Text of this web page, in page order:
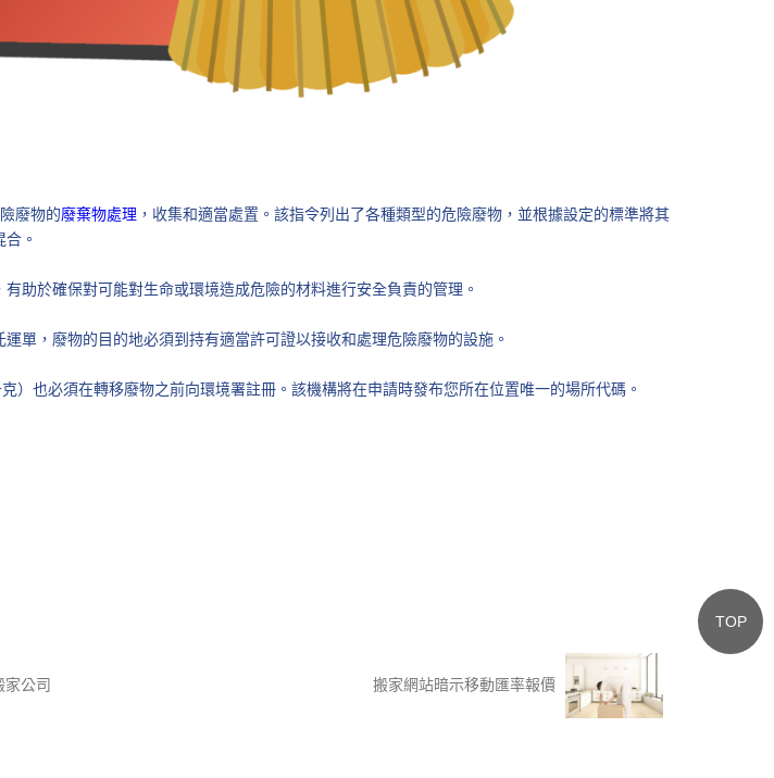
廢物的廢棄物處理 ，收集和適當處置。該指令列出了各種類型的危險廢物，並根據設定的標準將其
。
助於確保對可能對生命或環境造成危險的材料進行安全負責的管理。
單，廢物的目的地必須到持有適當許可證以接收和處理危險廢物的設施。
也必須在轉移廢物之前向環境署註冊。該機構將在申請時發布您所在位置唯一的場所代碼。
家公司 搬家網站暗示移動匯率報價
TOP